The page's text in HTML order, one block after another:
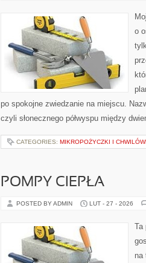
o
po spokojne zwiedzanie na miejscu.
czyli słonecznego półwyspu między
CATEGORIES: MIKROPOŻYCZKI I
POMPY CIEPŁA
POSTED BY ADMIN LUT - 27 - 2026
Ta
na